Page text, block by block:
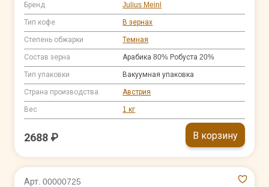
Бренд Julius Meinl
Тип кофе В зернах
Степень обжарки Темная
Состав зерна Арабика 80% Робуста 20%
Тип упаковки Вакуумная упаковка
Страна производства Австрия
Вес 1 кг
2688 ₽ В корзину
Арт. 00000725